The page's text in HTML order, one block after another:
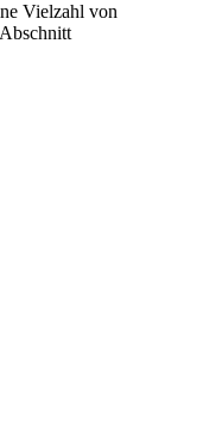
Vielzahl von